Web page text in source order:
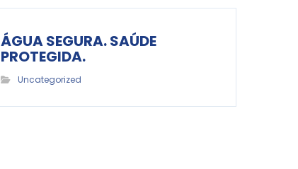
ÁGUA SEGURA. SAÚDE
PROTEGIDA.
Uncategorized